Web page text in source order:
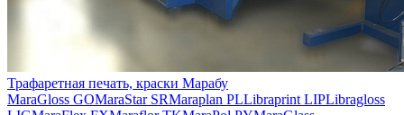
Трафаретная печать, краски Марабу
MaraGloss GOMaraStar SRMaraplan PLLibraprint LIPLibragloss